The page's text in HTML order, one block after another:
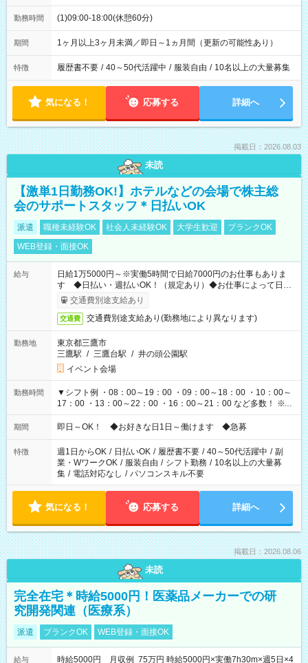
勤務時間 (1)09:00-18:00(休憩60分)
期間 1ヶ月以上3ヶ月未満／即日～1ヵ月間（更新の可能性あり）
特徴 履歴書不要 / 40～50代活躍中 / 服装自由 / 10名以上の大量募集
気になる！ 応募する 詳細へ
掲載日：2026.08.03
未読
【激単1日勤務OK!】ホテルなどの会場で株主総
会のサポートスタッフ＊日払いOK
派遣 職種未経験OK 社会人未経験OK 大学生歓迎
ブランクOK
WEB登録・面接OK
給与
日給1万5000円～※実働5時間で日給7000円のお仕事もありま
す ◆日払い・週払いOK！（規定あり）◆お仕事によって日給
も異なります
交通費別途支給あり
交通費 交通費別途支給あり(勤務地により異なります)
勤務地
東京都三鷹市
三鷹駅 / 三鷹台駅 / 井の頭公園駅
イベント会場
勤務時間
▼シフト例 ・08：00～19：00 ・09：00～18：00 ・10：00～
17：00 ・13：00～22：00 ・16：00～21：00 など多数！ ※お
仕事により勤務時間が異なります
期間 即日～OK！ ◆お好きな日1日～働けます ◆急募
特徴 週1日からOK / 日払いOK / 履歴書不要 / 40～50代活躍中 / 副
業・WワークOK / 服装自由 / シフト勤務 / 10名以上の大量募
集 / 電話対応なし / パソコンスキル不要
気になる！ 応募する 詳細へ
掲載日：2026.08.06
未読
完全在宅＊時給5000円！医薬品メーカーでの研
究開発関連（医療系）
派遣 ブランクOK WEB登録・面接OK
給与 時給5000円 月収例 75万円 時給5000円×実働7h30m×週5日×4